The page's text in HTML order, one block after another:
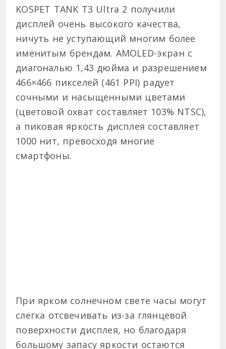
KOSPET TANK T3 Ultra 2 получили
дисплей очень высокого качества,
ничуть не уступающий многим более
именитым брендам. AMOLED-экран с
диагональю 1,43 дюйма и разрешением
466×466 пикселей (461 PPI) радует
сочными и насыщенными цветами
(цветовой охват составляет 103% NTSC),
а пиковая яркость дисплея составляет
1000 нит, превосходя многие
смартфоны.
При ярком солнечном свете часы могут
слегка отсвечивать из-за глянцевой
поверхности дисплея, но благодаря
большому запасу яркости остаются